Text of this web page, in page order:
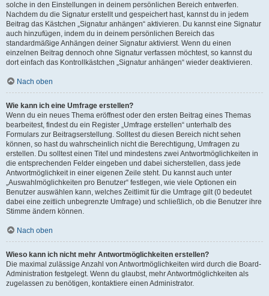
solche in den Einstellungen in deinem persönlichen Bereich entwerfen.
Nachdem du die Signatur erstellt und gespeichert hast, kannst du in jedem
Beitrag das Kästchen „Signatur anhängen“ aktivieren. Du kannst eine Signatur
auch hinzufügen, indem du in deinem persönlichen Bereich das
standardmäßige Anhängen deiner Signatur aktivierst. Wenn du einen
einzelnen Beitrag dennoch ohne Signatur verfassen möchtest, so kannst du
dort einfach das Kontrollkästchen „Signatur anhängen“ wieder deaktivieren.
Nach oben
Wie kann ich eine Umfrage erstellen?
Wenn du ein neues Thema eröffnest oder den ersten Beitrag eines Themas
bearbeitest, findest du ein Register „Umfrage erstellen“ unterhalb des
Formulars zur Beitragserstellung. Solltest du diesen Bereich nicht sehen
können, so hast du wahrscheinlich nicht die Berechtigung, Umfragen zu
erstellen. Du solltest einen Titel und mindestens zwei Antwortmöglichkeiten in
die entsprechenden Felder eingeben und dabei sicherstellen, dass jede
Antwortmöglichkeit in einer eigenen Zeile steht. Du kannst auch unter
„Auswahlmöglichkeiten pro Benutzer“ festlegen, wie viele Optionen ein
Benutzer auswählen kann, welches Zeitlimit für die Umfrage gilt (0 bedeutet
dabei eine zeitlich unbegrenzte Umfrage) und schließlich, ob die Benutzer ihre
Stimme ändern können.
Nach oben
Wieso kann ich nicht mehr Antwortmöglichkeiten erstellen?
Die maximal zulässige Anzahl von Antwortmöglichkeiten wird durch die Board-
Administration festgelegt. Wenn du glaubst, mehr Antwortmöglichkeiten als
zugelassen zu benötigen, kontaktiere einen Administrator.